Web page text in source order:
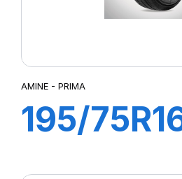
AMINE - PRIMA
195/